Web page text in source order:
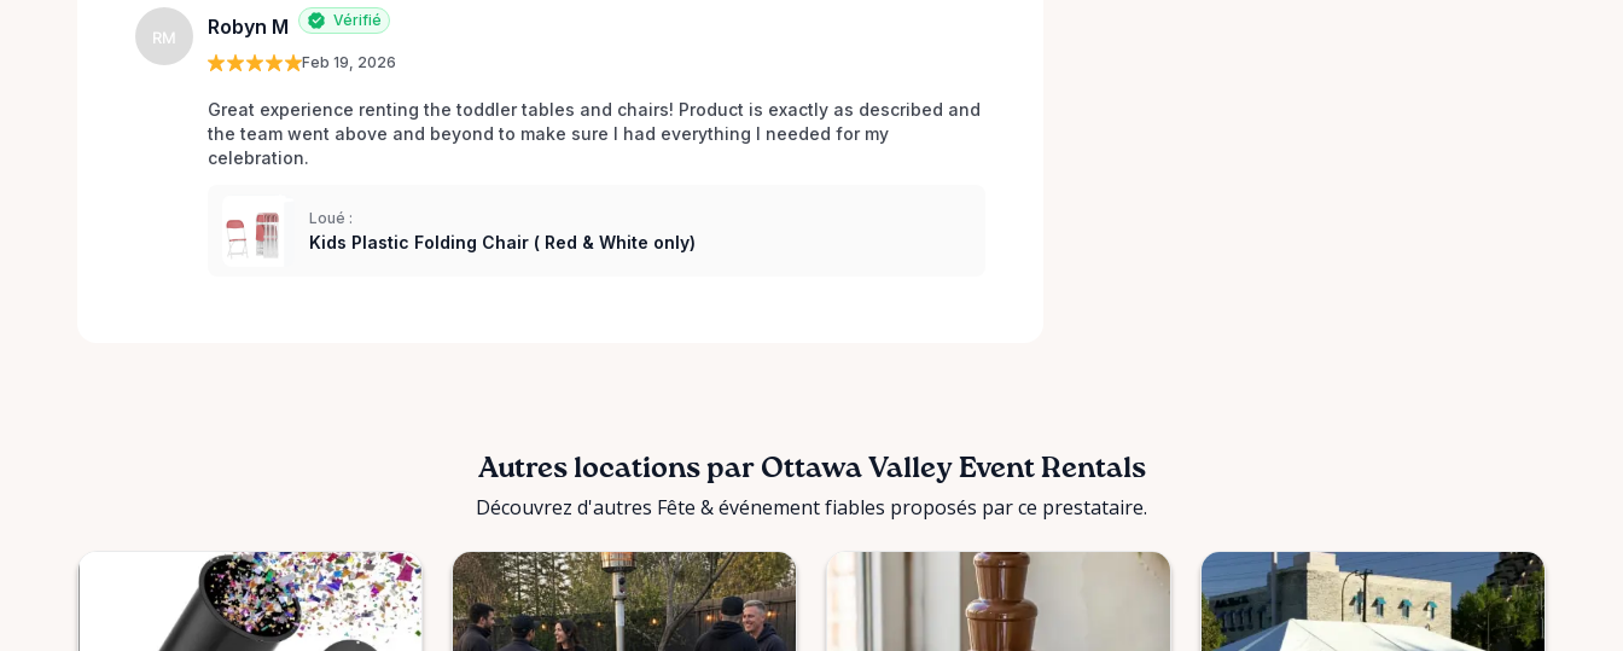
RM Robyn M Vérifié
Feb 19, 2026
Great experience renting the toddler tables and chairs! Product is exactly as described and
the team went above and beyond to make sure I had everything I needed for my
celebration.
Loué :
Kids Plastic Folding Chair ( Red & White only)
Autres locations par Ottawa Valley Event Rentals
Découvrez d'autres Fête & événement fiables proposés par ce prestataire.